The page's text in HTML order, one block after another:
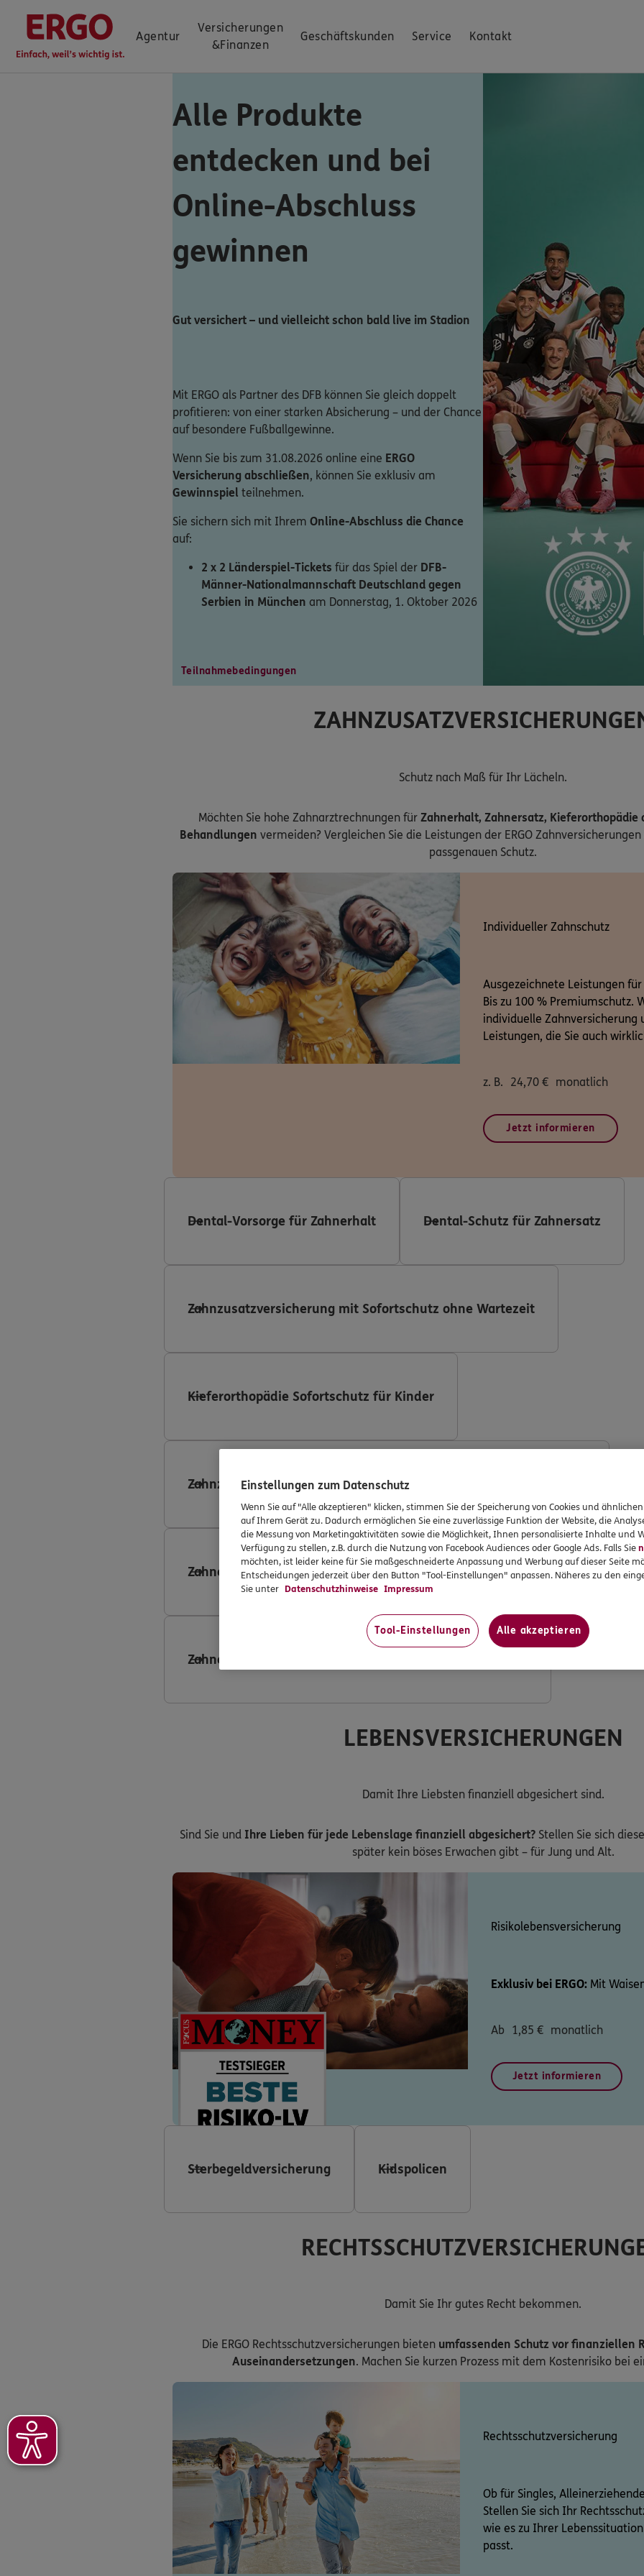
Agentur
Versicherungen
&Finanzen
Geschäftskunden Service Kontakt
Alle Produkte
entdecken und bei
Online-Abschluss
gewinnen
Gut versichert – und vielleicht schon bald live im Stadion
Mit ERGO als Partner des DFB können Sie gleich doppelt
profitieren: von einer starken Absicherung – und der Chance
auf besondere Fußballgewinne.
Wenn Sie bis zum 31.08.2026 online eine ERGO
Versicherung abschließen, können Sie exklusiv am
Gewinnspiel teilnehmen.
Sie sichern sich mit Ihrem Online-Abschluss die Chance
auf:
2 x 2 Länderspiel-Tickets für das Spiel der DFB-
Männer-Nationalmannschaft Deutschland gegen
Serbien in München am Donnerstag, 1. Oktober 2026
Teilnahmebedingungen
Schutz nach Maß für Ihr Lächeln.
Möchten Sie hohe Zahnarztrechnungen für Zahnerhalt, Zahnersatz, Kieferorthopädie
Behandlungen vermeiden? Vergleichen Sie die Leistungen der ERGO
passgenauen Schutz.
Individueller Zahnschutz
Ausgezeichnete Leistungen
Bis zu 100 % Premiumschutz.
individuelle Zahnversicherung
Leistungen, die Sie auch
z. B. 24,70 € monatlich
Jetzt informieren
Dental-Vorsorge für Zahnerhalt Dental-Schutz für Zahnersatz
Zahnzusatzversicherung mit Sofortschutz ohne Wartezeit
Kieferorthopädie Sofortschutz für Kinder
Zahnzusatzversicherung (DKV Deutsche Krankenversicherung AG)
Zahnersatzversicherung mit Implantaten
Zahnersatzversicherung mit verdoppeltem Festzuschuss
LEBENSVERSICHERUNGEN
Damit Ihre Liebsten finanziell abgesichert sind.
Sind Sie und Ihre Lieben für jede Lebenslage finanziell abgesichert? Stellen Sie sich
später kein böses Erwachen gibt – für Jung und Alt.
Risikolebensversicherung
Exklusiv bei ERGO: Mit
Ab 1,85 € monatlich
Jetzt informieren
Sterbegeldversicherung Kidspolicen
Damit Sie Ihr gutes Recht bekommen.
Die ERGO Rechtsschutzversicherungen bieten umfassenden Schutz vor finanziellen
Auseinandersetzungen. Machen Sie kurzen Prozess mit dem Kostenrisiko bei
Rechtsschutzversicherung
Ob für Singles,
Stellen Sie sich Ihr
wie es zu Ihrer
passt.
Einstellungen zum Datenschutz
Wenn Sie auf "Alle akzeptieren" klicken, stimmen Sie der Speicherung von Cookies und
auf Ihrem Gerät zu. Dadurch ermöglichen Sie eine zuverlässige Funktion der Website, die
die Messung von Marketingaktivitäten sowie die Möglichkeit, Ihnen personalisierte Inhalte und
Verfügung zu stellen, z.B. durch die Nutzung von Facebook Audiences oder Google Ads. Falls Sie
möchten, ist leider keine für Sie maßgeschneiderte Anpassung und Werbung auf dieser Seite
Entscheidungen jederzeit über den Button "Tool-Einstellungen" anpassen. Näheres zu den
Sie unter Datenschutzhinweise Impressum
Tool-Einstellungen Alle akzeptieren